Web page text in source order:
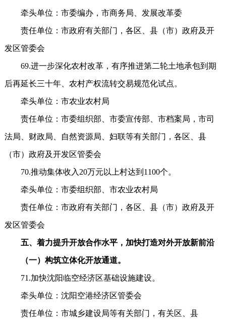
牵头单位：市委编办，市商务局、发展改革委
责任单位：市政府有关部门，各区、县（市）政府及开
发区管委会
69.进一步深化农村改革，有序推进第二轮土地承包到期
后再延长三十年、农村产权流转交易规范化试点。
牵头单位：市农业农村局
责任单位：市委组织部、市委宣传部、市档案局，市司
法局、财政局、自然资源局、妇联等有关部门，各区、县
（市）政府及开发区管委会
70.推动集体收入20万元以上村达到1100个。
牵头单位：市委组织部、市农业农村局
责任单位：市政府有关部门，各区、县（市）政府及开
发区管委会
五、着力提升开放合作水平，加快打造对外开放新前沿
（一）构筑立体化开放通道。
71.加快沈阳临空经济区基础设施建设。
牵头单位：沈阳空港经济区管委会
责任单位：市城乡建设局等有关部门，有关区、县